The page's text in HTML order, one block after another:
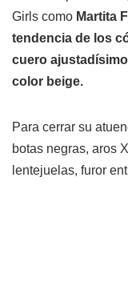
Girls como Martita
tendencia de los
cuero
color beige.
Para cerrar su
botas negras, aros
lentejuelas, furor